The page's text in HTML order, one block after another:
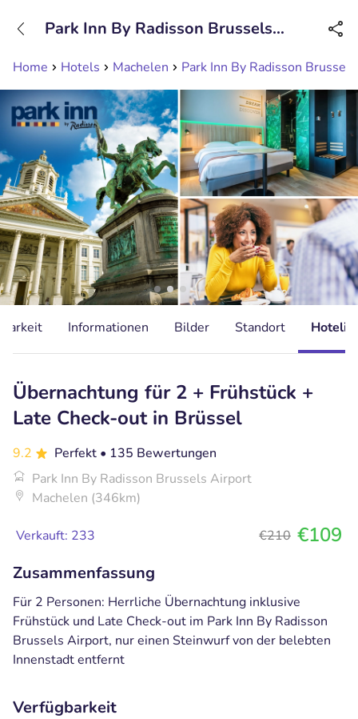
Erreichbar bis 23:00 Uhr
Home Hotels Machelen Park Inn By Radisson
Park Inn By Radisson Brussels
Informationen Bilder Standort
Übernachtung für 2 + Frühstück +
Late Check-out in Brüssel
9.2 Perfekt • 135 Bewertungen
Park Inn By Radisson Brussels Airport
Machelen (346km)
Verkauft: 233 €210 €109
Zusammenfassung
Für 2 Personen: Herrliche Übernachtung inklusive
Frühstück und Late Check-out im Park Inn By Radisson
Brussels Airport, nur einen Steinwurf von der belebten
Innenstadt entfernt
Verfügbarkeit